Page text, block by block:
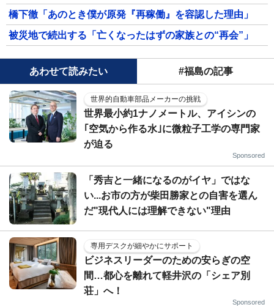
橋下徹「あのとき僕が原発『再稼働』を容認した理由」
被災地で続出する「亡くなったはずの家族との“再会”」
あわせて読みたい #福島の記事
世界的自動車部品メーカーの挑戦
世界最小約1ナノメートル、アイシンの
｢空気から作る水｣に微粒子工学の専門家
が迫る
Sponsored
「秀吉と一緒になるのがイヤ」ではな
い...お市の方が柴田勝家との自害を選ん
だ"現代人には理解できない"理由
専用デスクが細やかにサポート
ビジネスリーダーのための安らぎの空
間…都心を離れて軽井沢の「シェア別
荘」へ！
Sponsored